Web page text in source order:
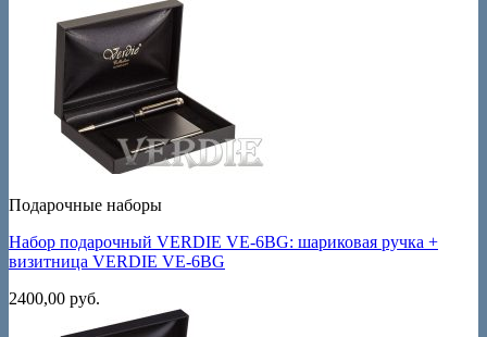
Подарочные наборы
Набор подарочный VERDIE VE-6BG: шариковая ручка +
визитница VERDIE VE-6BG
2400,00 руб.